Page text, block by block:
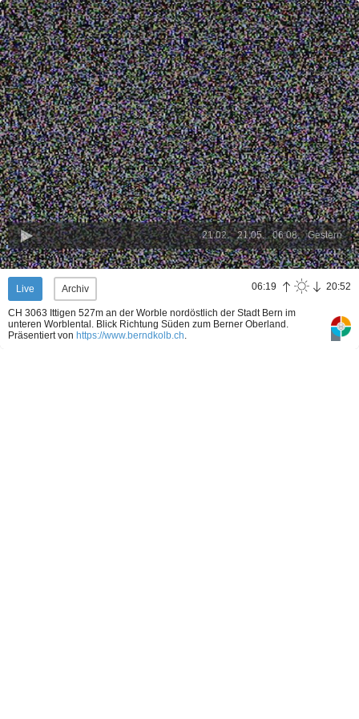
Gestern
06.08.
21.05.
21.02.
Live Archiv 06:19 20:52
CH 3063 Ittigen 527m an der Worble nordöstlich der Stadt Bern im
unteren Worblental. Blick Richtung Süden zum Berner Oberland.
Präsentiert von https://www.berndkolb.ch.